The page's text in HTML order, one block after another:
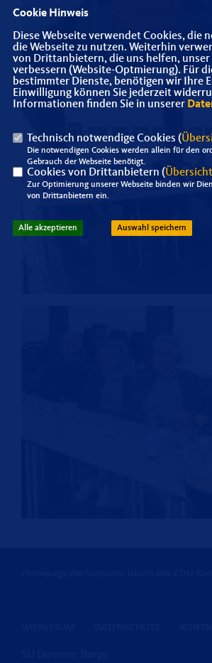
Cookie Hinweis
Diese Webseite verwendet Cookies, die
die Webseite zu nutzen. Weiterhin
von Drittanbietern, die uns helfen, unser
verbessern (Website-Optmierung). Für
bestimmter Dienste, benötigen wir Ihre
Einwilligung können Sie jederzeit
Informationen finden Sie in unserer
Technisch notwendige Cookies (
Die notwendigen Cookies werden allein für den
Gebrauch der Webseite benötigt.
Cookies von Drittanbietern (Übersicht
Zur Optimierung unserer Webseite binden wir
von Drittanbietern ein.
Alle akzeptieren Auswahl speichern